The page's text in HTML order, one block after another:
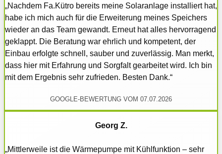
„Nachdem Fa.Kütro bereits meine Solaranlage installiert hat,
habe ich mich auch für die Erweiterung meines Speichers
wieder an das Team gewandt. Erneut hat alles hervorragend
geklappt. Die Beratung war ehrlich und kompetent, der
Einbau erfolgte schnell, sauber und zuverlässig. Man merkt,
dass hier mit Erfahrung und Sorgfalt gearbeitet wird. Ich bin
mit dem Ergebnis sehr zufrieden. Besten Dank.“
GOOGLE-BEWERTUNG VOM 07.07.2026
Georg Z.
„Mittlerweile ist die Wärmepumpe mit Kühlfunktion – sehr